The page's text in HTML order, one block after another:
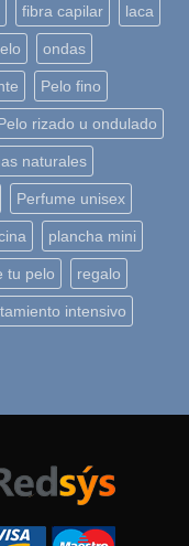
fibra capilar laca
ondas
Pelo fino
rizado u ondulado
naturales
Perfume unisex
plancha mini
tu pelo regalo
intensivo